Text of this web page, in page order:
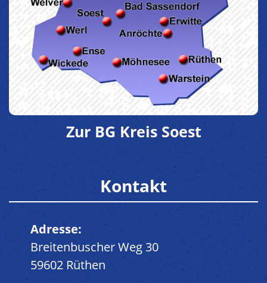
Zur BG Kreis Soest
Kontakt
Adresse:
Breitenbuscher Weg 30
59602 Rüthen